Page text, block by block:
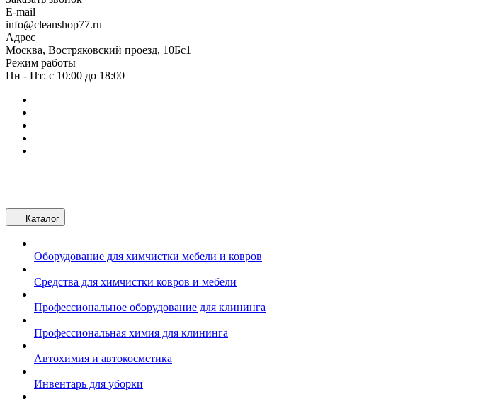
E-mail
info@cleanshop77.ru
Адрес
Москва, Востряковский проезд, 10Бс1
Режим работы
Пн - Пт: с 10:00 до 18:00
Каталог
Оборудование для химчистки мебели и ковров
Средства для химчистки ковров и мебели
Профессиональное оборудование для клининга
Профессиональная химия для клининга
Автохимия и автокосметика
Инвентарь для уборки